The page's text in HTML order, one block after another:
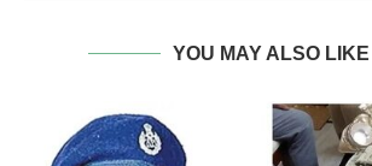
YOU MAY ALSO LIKE